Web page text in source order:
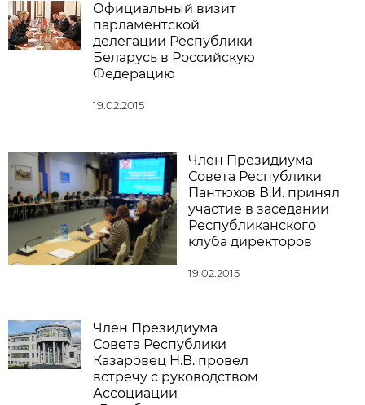
Официальный визит
парламентской
делегации Республики
Беларусь в Российскую
Федерацию
19.02.2015
Член Президиума
Совета Республики
Пантюхов В.И. принял
участие в заседании
Республиканского
клуба директоров
19.02.2015
Член Президиума
Совета Республики
Казаровец Н.В. провел
встречу с руководством
Ассоциации